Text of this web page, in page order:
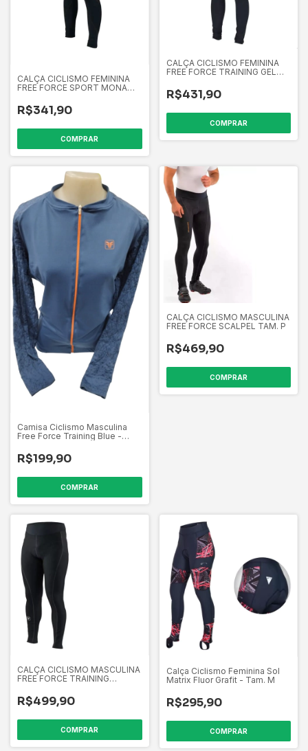
CALÇA CICLISMO FEMININA
FREE FORCE SPORT MONA
R$341,90
COMPRAR
CALÇA CICLISMO FEMININA
FREE FORCE TRAINING GEL
R$431,90
COMPRAR
Camisa Ciclismo Masculina
Free Force Training Blue -
R$199,90
COMPRAR
CALÇA CICLISMO MASCULINA
FREE FORCE SCALPEL TAM. P
R$469,90
COMPRAR
CALÇA CICLISMO MASCULINA
FREE FORCE TRAINING
R$499,90
COMPRAR
Calça Ciclismo Feminina Sol
Matrix Fluor Grafit - Tam. M
R$295,90
COMPRAR